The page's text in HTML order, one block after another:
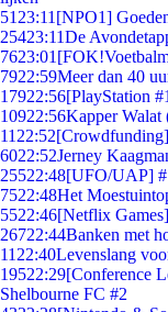
51 23:11 [NPO1]
25423:11De
7623:01
7922:59Meer dan 40
17922:56[PlayStation
10922:56Kapper Walat
11 22:52
6022:52Jerney
25522:48[UFO/UAP]
7522:48Het
5522:46[Netflix
26722:44Banken met
11 22:40Levenslang
19522:29[Conference
Shelbourne FC #2